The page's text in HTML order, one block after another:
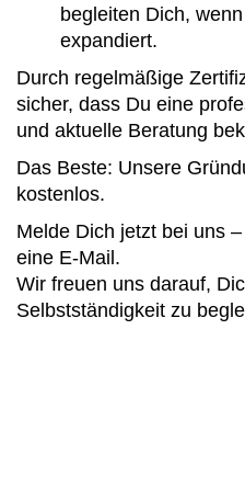
begleiten Dich,
expandiert.
Durch regelmäßige
sicher, dass Du eine
und aktuelle Beratung
Das Beste: Unsere
kostenlos.
Melde Dich jetzt bei uns
eine E-Mail.
Wir freuen uns darauf,
Selbstständigkeit zu